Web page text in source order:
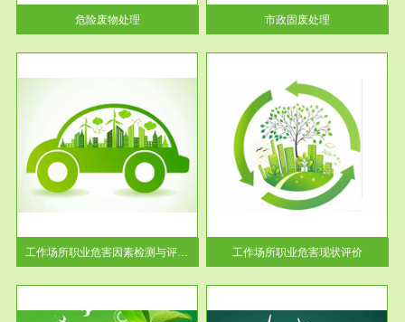
危险废物处理
理处...
市政固废处理
工作场所职业危害因素检测与评价...
服务范围
工作场所职业危害现状评价
【现状评价意义】：具体因素---
-通过质谱分析等多种手段明确
工作场...
工作场所职业危害现状评价